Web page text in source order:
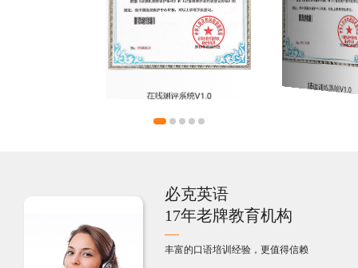
必克英语
17年老牌教育机构
丰富的口语培训经验，更值得信赖